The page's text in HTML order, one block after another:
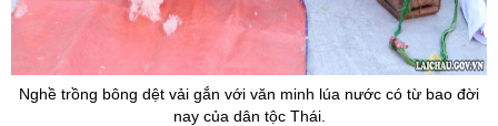
Nghề trồng bông dệt vải gắn với văn minh lúa nước có từ bao đời
nay của dân tộc Thái.